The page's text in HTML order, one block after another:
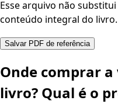
Esse arquivo não
conteúdo integral do livro.
Salvar PDF de referência
Onde comprar
livro? Qual é o